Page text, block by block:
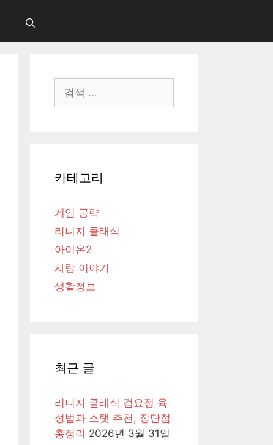
색:
카테고리
게임 공략
리니지 클래식
아이온2
사랑 이야기
생활정보
최근 글
리니지 클래식 검요정 육
성법과 스탯 추천, 장단점
총정리 2026년 3월 31일